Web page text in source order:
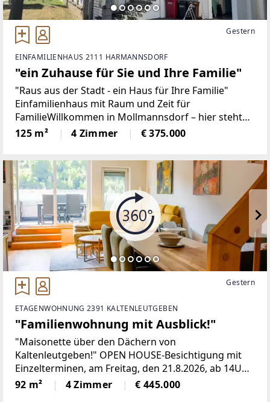
Gestern
EINFAMILIENHAUS 2111 HARMANNSDORF
"ein Zuhause für Sie und Ihre Familie"
"Raus aus der Stadt - ein Haus für Ihre Familie"
Einfamilienhaus mit Raum und Zeit für
FamilieWillkommen in Mollmannsdorf – hier steht
ein Fertigteilhaus, das einfach alles hat, was man
sich fürs Familienleben wünscht: gemütlich, hell,
125 m² 4 Zimmer € 375.000
Gestern
ETAGENWOHNUNG 2391 KALTENLEUTGEBEN
"Familienwohnung mit Ausblick!"
"Maisonette über den Dächern von
Kaltenleutgeben!" OPEN HOUSE-Besichtigung mit
Einzelterminen, am Freitag, den 21.8.2026, ab 14Uhr!
Um Anmeldung wird gebeten!Die Wohnung ist
derzeit noch bewohnt, daher gibt
92 m² 4 Zimmer € 445.000